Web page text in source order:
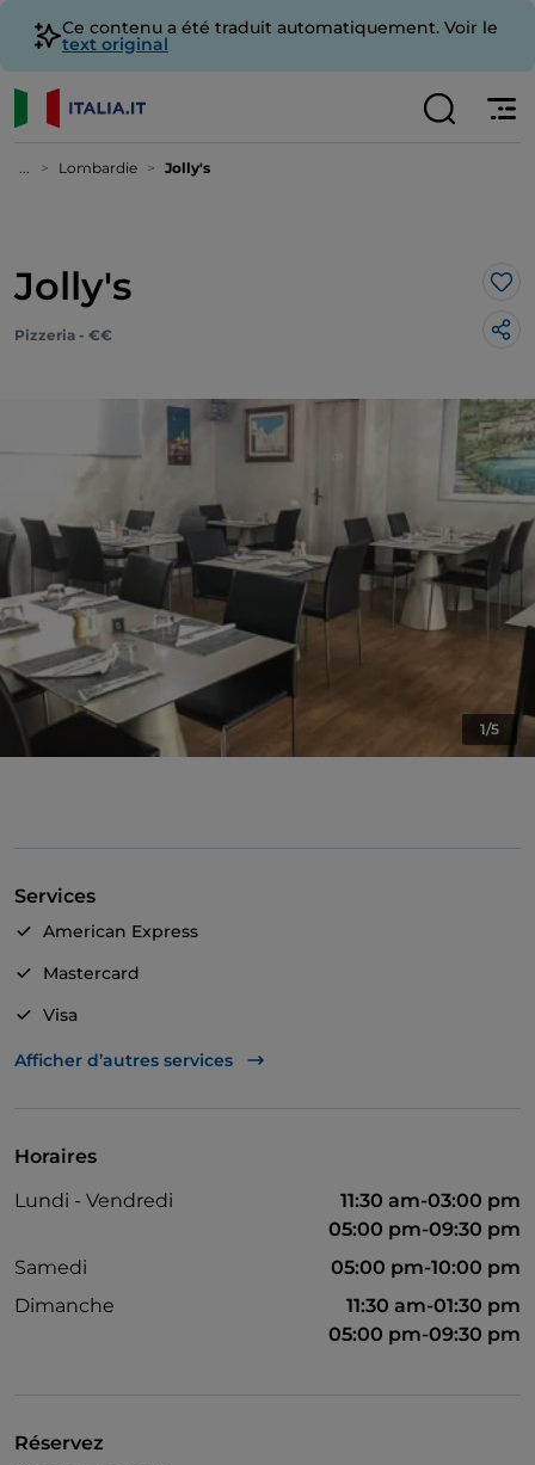
Ce contenu a été traduit automatiquement. Voir le
text original
... Lombardie Jolly's
Jolly's
Pizzeria - €€
1/5
Services
American Express
Mastercard
Visa
Accès handicapés
Afficher d’autres services
Horaires
Lundi - Vendredi
11:30 am-03:00 pm
05:00 pm-09:30 pm
Samedi
05:00 pm-10:00 pm
Dimanche
11:30 am-01:30 pm
05:00 pm-09:30 pm
Réservez